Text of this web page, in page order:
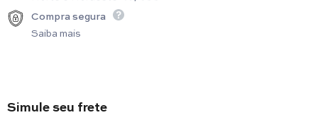
Compra segura
Saiba mais
Simule seu frete